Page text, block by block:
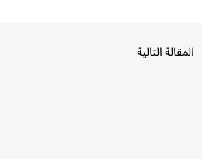
المقالة التالية